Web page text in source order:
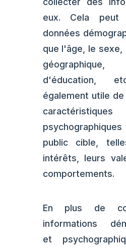
eux. Cela peut
données
que l'âge, le sexe,
d'éducation,
également utile
caractéristiques
public cible,
intérêts, leurs
comportements.
En plus de
informations
et